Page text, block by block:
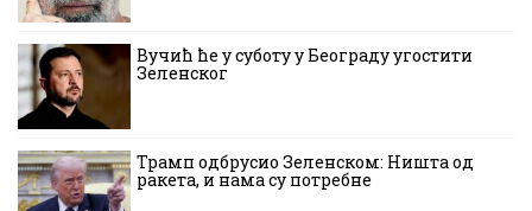
Вучић ће у суботу у Београду угостити
Зеленског
Трамп одбрусио Зеленском: Ништа од
ракета, и нама су потребне